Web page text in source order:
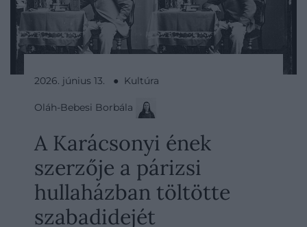
2026. június 13. ● Kultúra
Oláh-Bebesi Borbála
A Karácsonyi ének
szerzője a párizsi
hullaházban töltötte
szabadidejét